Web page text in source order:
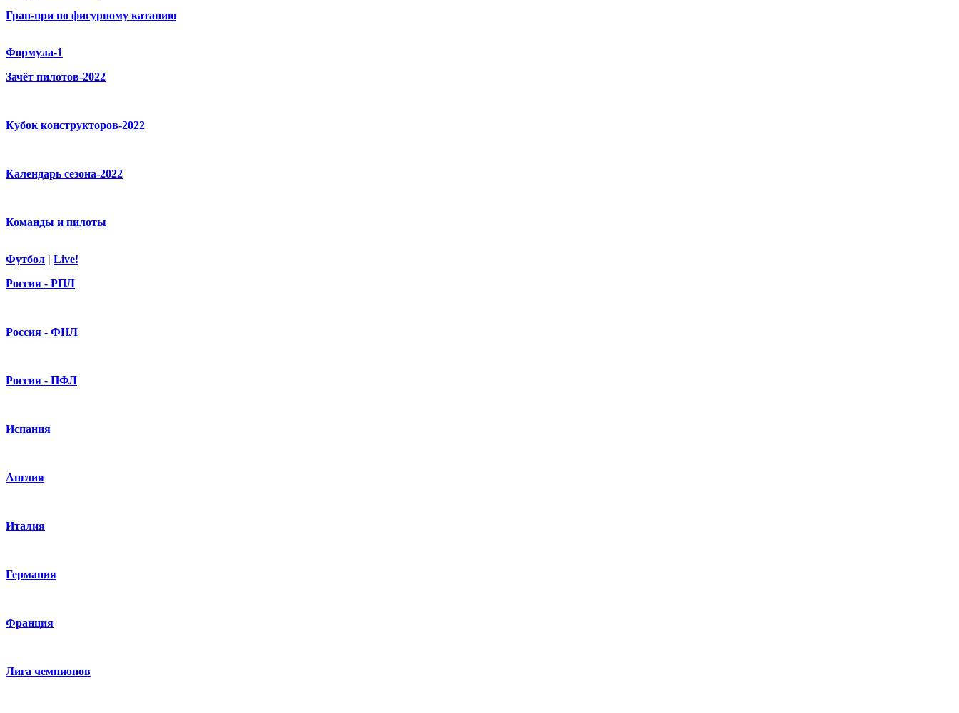
Гран-при по фигурному катанию
Формула-1
Зачёт пилотов-2022
Кубок конструкторов-2022
Календарь сезона-2022
Команды и пилоты
Футбол | Live!
Россия - РПЛ
Россия - ФНЛ
Россия - ПФЛ
Испания
Англия
Италия
Германия
Франция
Лига чемпионов